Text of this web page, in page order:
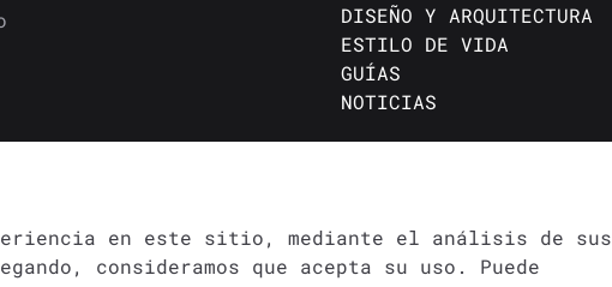
DISEÑO Y ARQUITECTURA
ESTILO DE VIDA
GUÍAS
NOTICIAS
✕
en este sitio, mediante el análisis de sus
consideramos que acepta su uso. Puede